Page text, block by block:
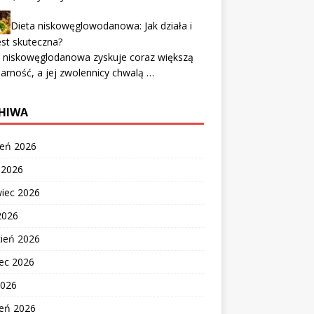
Dieta niskowęglowodanowa: Jak działa i
skuteczna?
zyskuje coraz większą
a jej zwolennicy chwalą …
2026
2026
2026
2026
2026